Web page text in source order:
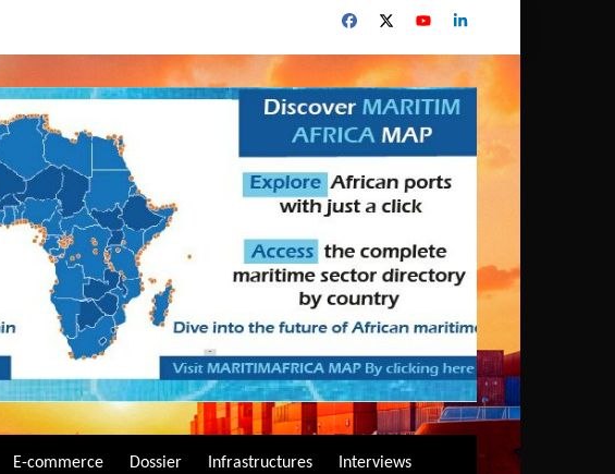
E-commerce Dossier Infrastructures Interviews